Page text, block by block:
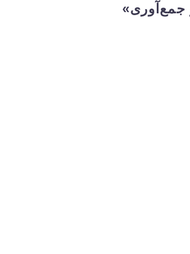
جمع‌آوری»